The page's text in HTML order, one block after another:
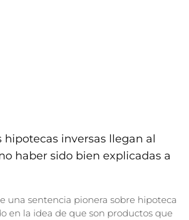
hipotecas inversas llegan al
haber sido bien explicadas a
una sentencia pionera sobre hipoteca
en la idea de que son productos que